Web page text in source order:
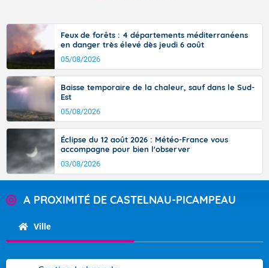
Feux de forêts : 4 départements méditerranéens
en danger très élevé dès jeudi 6 août
05/08/2026
Baisse temporaire de la chaleur, sauf dans le Sud-
Est
05/08/2026
Éclipse du 12 août 2026 : Météo-France vous
accompagne pour bien l'observer
03/08/2026
A PROXIMITÉ DE CASTELNAU-PICAMPEAU
Ville